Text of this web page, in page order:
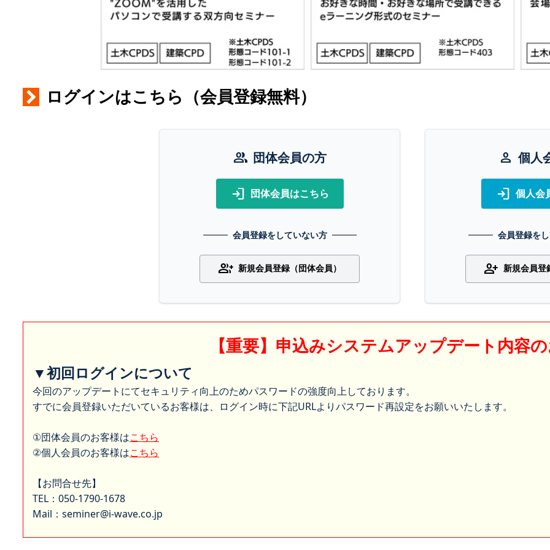
ログインはこちら（会員登録無料）
group 団体会員の方
login 団体会員はこちら
会員登録をしていない方
group_add 新規会員登録（団体会員）
person 個人
login 個人会
会員登録を
person_add 新規会員登
【重要】申込みシステムアップデート内容
▼初回ログインについて
今回のアップデートにてセキュリティ向上のためパスワードの強度向上しております。
すでに会員登録いただいているお客様は、ログイン時に下記URLよりパスワード再設定をお願いいたします。
①団体会員のお客様はこちら
②個人会員のお客様はこちら
【お問合せ先】
TEL：050-1790-1678
Mail：seminer@i-wave.co.jp